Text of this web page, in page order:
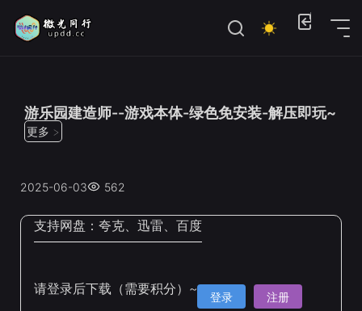
游乐园建造师--游戏本体-绿色免安装-解压即玩~
更多 >
2025-06-03 562
支持网盘： 夸克、迅雷、百度
请登录后下载（需要积分）~ 登录 注册